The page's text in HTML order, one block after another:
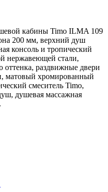
кабины Timo ILMA 109
200 мм, верхний душ
консоль и тропический
нержавеющей стали,
оттенка, раздвижные двери
матовый хромированный
смеситель Timo,
душевая массажная